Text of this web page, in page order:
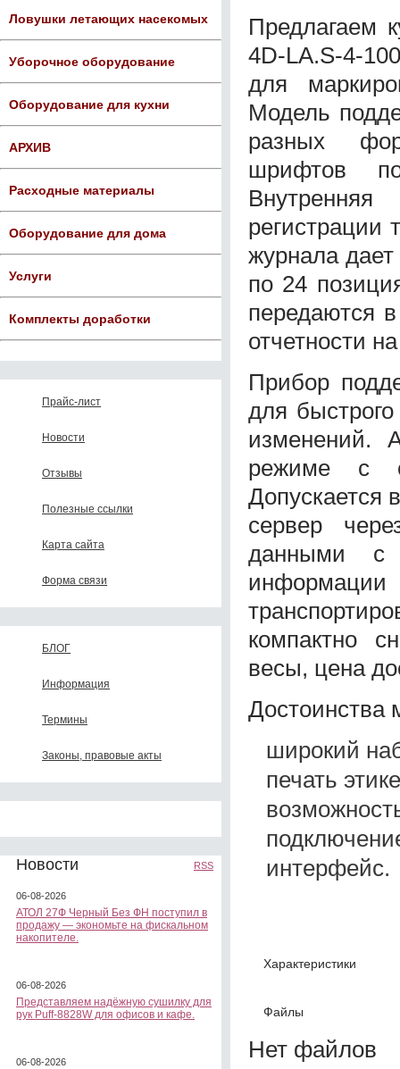
Ловушки летающих насекомых
Уборочное оборудование
Оборудование для кухни
АРХИВ
Расходные материалы
Оборудование для дома
Услуги
Комплекты доработки
Прайс-лист
Новости
Отзывы
Полезные ссылки
Карта сайта
Форма связи
БЛОГ
Информация
Термины
Законы, правовые акты
Новости RSS
06-08-2026
АТОЛ 27Ф Черный Без ФН поступил в
продажу — экономьте на фискальном
накопителе.
06-08-2026
Представляем надёжную сушилку для
рук Puff-8828W для офисов и кафе.
06-08-2026
Предлагаем
4D-LA.S-4-
для
Модель
разных
шрифтов
регистрации
журнала
по 24
передаются
отчетности
Прибор
для
изменений.
режиме с
Допускается
сервер
данными с
компактно
весы, цена
Достоинства
широкий
печать
интерфейс.
Характеристики
Файлы
Нет файлов